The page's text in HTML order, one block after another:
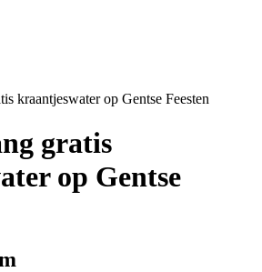
kraantjeswater op Gentse Feesten
gratis
op Gentse